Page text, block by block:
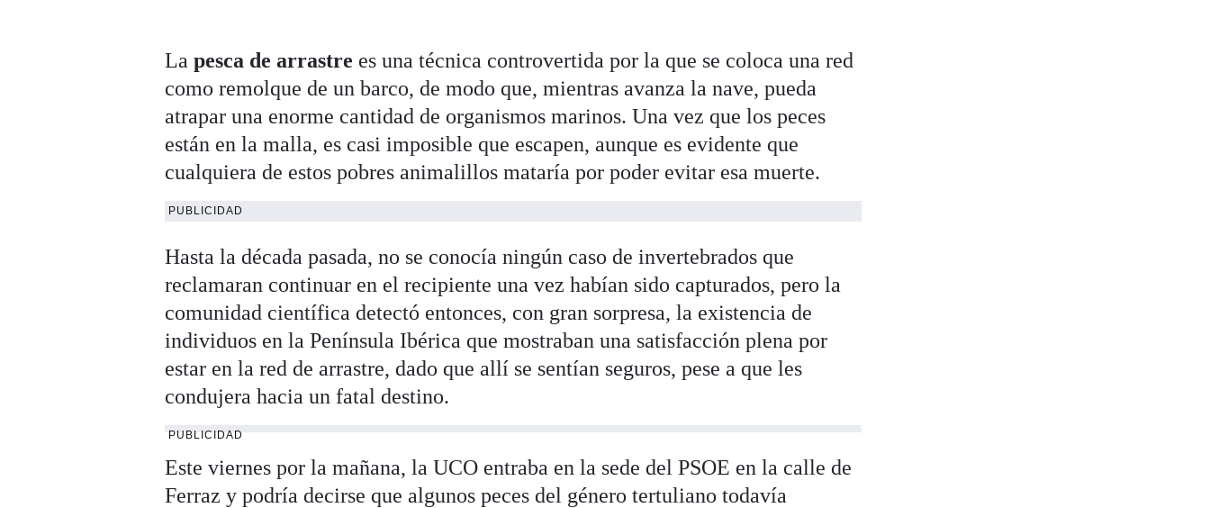
Lapesca de arrastre es una técnica controvertida por la que se coloca una red
como remolque de un barco, de modo que, mientras avanza la nave, pueda
atrapar una enorme cantidad de organismos marinos. Una vez que los peces
están en la malla, es casi imposible que escapen, aunque es evidente que
cualquiera de estos pobres animalillos mataría por poder evitar esa muerte.
PUBLICIDAD
Hasta la década pasada, no se conocía ningún caso de invertebrados que
reclamaran continuar en el recipiente una vez habían sido capturados, pero la
comunidad científica detectó entonces, con gran sorpresa, la existencia de
individuos en la Península Ibérica que mostraban una satisfacción plena por
estar en la red de arrastre, dado que allí se sentían seguros, pese a que les
condujera hacia un fatal destino.
PUBLICIDAD
Este viernes por la mañana, la UCO entraba en la sede del PSOE en la calle de
Ferraz y podría decirse que algunos peces del género tertuliano todavía